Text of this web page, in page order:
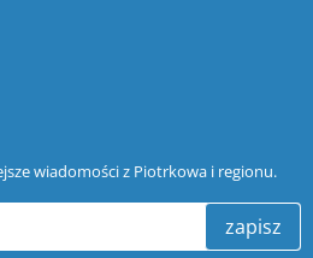
wiadomości z Piotrkowa i regionu.
zapisz